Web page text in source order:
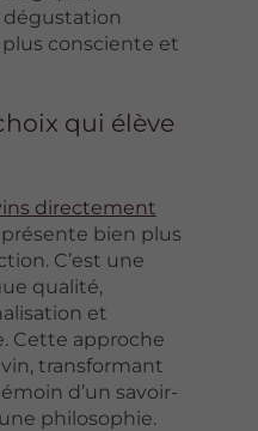
consciente et
qui élève
directement
bien plus
C’est une
qualité,
et
Cette approche
transformant
d’un savoir-
philosophie.